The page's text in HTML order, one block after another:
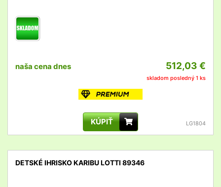
naša cena dnes 512,03 €
skladom posledný 1 ks
KÚPIŤ LG1804
DETSKÉ IHRISKO KARIBU LOTTI 89346